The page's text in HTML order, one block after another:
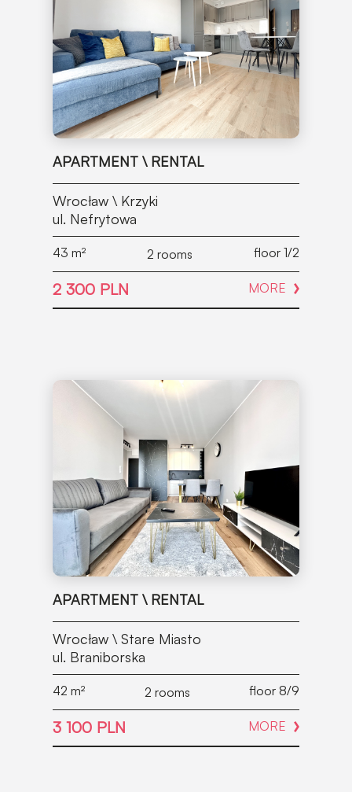
APARTMENT \ RENTAL
Wrocław \ Krzyki
ul. Nefrytowa
43 m² 2 rooms floor 1/2
2 300 PLN MORE
APARTMENT \ RENTAL
Wrocław \ Stare Miasto
ul. Braniborska
42 m² 2 rooms floor 8/9
3 100 PLN MORE